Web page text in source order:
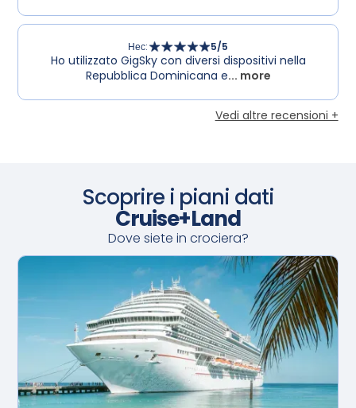
Нес: 5/5
Ho utilizzato GigSky con diversi dispositivi nella
Repubblica Dominicana e... more
Vedi altre recensioni +
Scoprire i piani dati
Cruise+Land
Dove siete in crociera?